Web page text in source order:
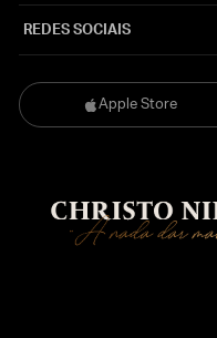
Apple Store
REDES SOCIAIS